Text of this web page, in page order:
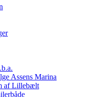
Assens Marina
af Lillebælt